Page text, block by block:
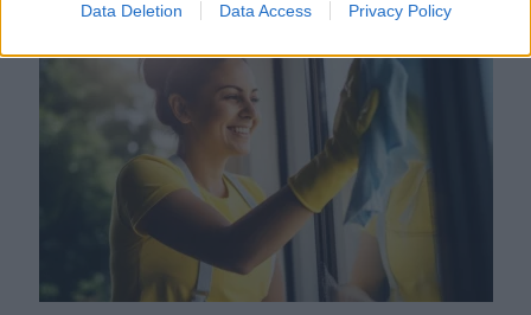
Data Deletion Data Access Privacy Policy